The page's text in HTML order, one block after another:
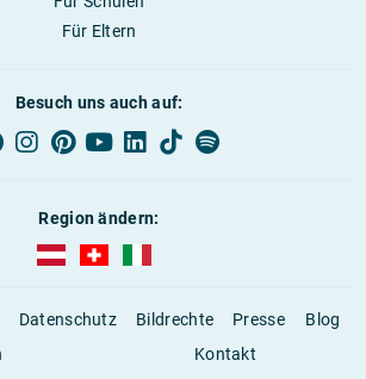
Für Eltern
Besuch uns auch auf:
Region ändern:
AUBI-plus Österreich (deutsch)
Datenschutz Bildrechte Presse
Blog
Kontakt